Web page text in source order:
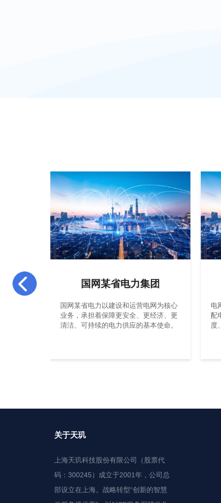
国网某省电力集团
国网某省电力以建设和运营电网为核心
业务，承担着保障更安全、更经济、更
清洁、可持续的电力供应的基本使命。
电
配
度
关于天玑
上海天玑科技股份有限公司（股票代
码：300245）成立于2001年，公司总
部设立在上海。战略转型“创新的智慧